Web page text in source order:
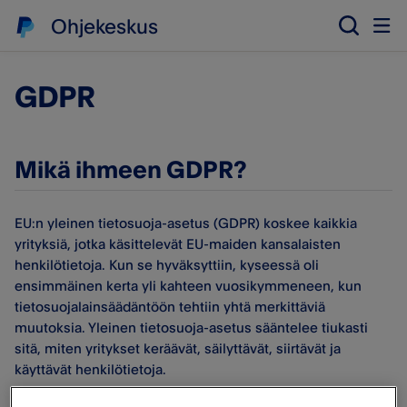
Ohjekeskus
GDPR
Mikä ihmeen GDPR?
EU:n yleinen tietosuoja-asetus (GDPR) koskee kaikkia
yrityksiä, jotka käsittelevät EU-maiden kansalaisten
henkilötietoja. Kun se hyväksyttiin, kyseessä oli
ensimmäinen kerta yli kahteen vuosikymmeneen, kun
tietosuojalainsäädäntöön tehtiin yhtä merkittäviä
muutoksia. Yleinen tietosuoja-asetus sääntelee tiukasti
sitä, miten yritykset keräävät, säilyttävät, siirtävät ja
käyttävät henkilötietoja.